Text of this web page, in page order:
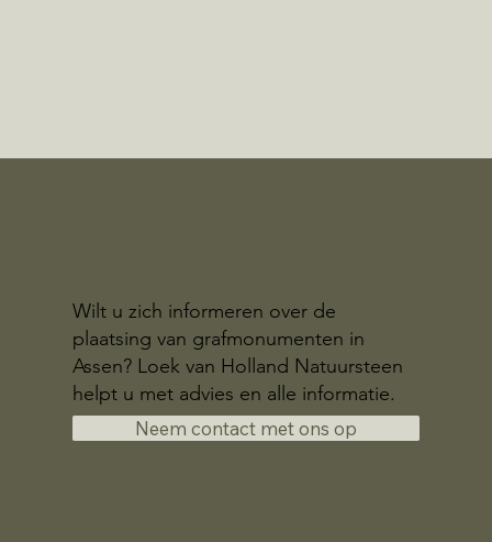
Wilt u zich informeren over de
plaatsing van grafmonumenten in
Assen? Loek van Holland Natuursteen
helpt u met advies en alle informatie.
Neem contact met ons op